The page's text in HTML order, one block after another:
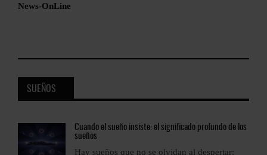
News-OnLine
SUEÑOS
Cuando el sueño insiste: el significado profundo de los
sueños
Hay sueños que no se olvidan al despertar: